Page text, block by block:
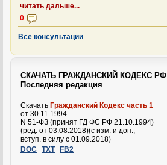
читать дальше...
0
Все консультации
СКАЧАТЬ ГРАЖДАНСКИЙ КОДЕКС РФ
Последняя редакция
Скачать Гражданский Кодекс часть 1
от 30.11.1994
N 51-ФЗ (принят ГД ФС РФ 21.10.1994)
(ред. от 03.08.2018)(с изм. и доп.,
вступ. в силу с 01.09.2018)
DOC TXT FB2